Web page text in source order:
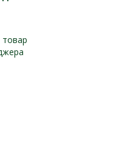
товар